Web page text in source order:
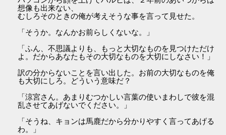
想像も出来ない、
むしろそのときの俺が考えそうな事を言って見せた。
「そうか。なんかお前らしくないな。」
「ふん、不思議よりも、もっと大切なものを見つけただけ
よ。だからあなたもその大切なものを大切にしなさい！」
訳の分からないことを言い出した。お前の大切なものを俺
も大切にしろ。どういう意味だ？
「涼宮さん。あまりむつかしい言葉の使いまわしで彼を混
乱させてあげないでください。」
「そうね、キョンは馬鹿だから分かりやすく言ってあげる
わ。」